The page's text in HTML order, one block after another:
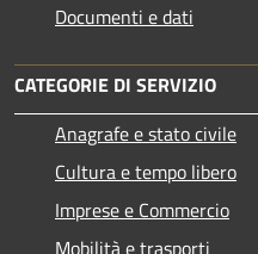
Documenti e dati
CATEGORIE DI SERVIZIO
Anagrafe e stato civile
Cultura e tempo libero
Imprese e Commercio
Mobilità e trasporti